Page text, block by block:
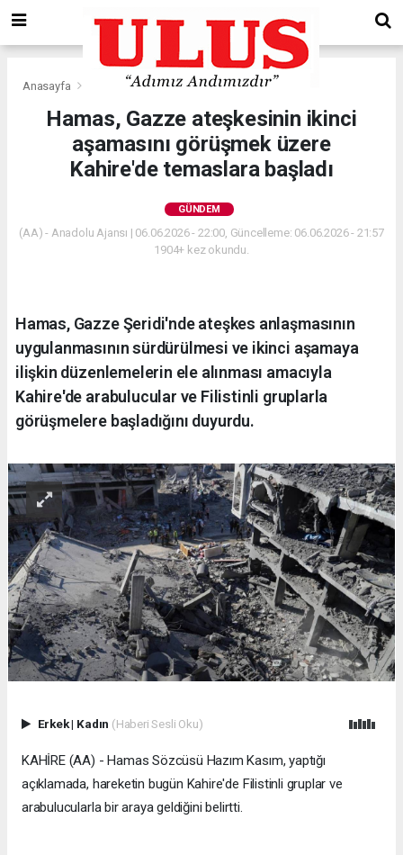
Anasayfa Gündem
Hamas, Gazze ateşkesinin ikinci
aşamasını görüşmek üzere
Kahire'de temaslara başladı
GÜNDEM
(AA) - Anadolu Ajansı | 06.06.2026 - 22:00, Güncelleme: 06.06.2026 - 21:57
1904+ kez okundu.
Hamas, Gazze Şeridi'nde ateşkes anlaşmasının
uygulanmasının sürdürülmesi ve ikinci aşamaya
ilişkin düzenlemelerin ele alınması amacıyla
Kahire'de arabulucular ve Filistinli gruplarla
görüşmelere başladığını duyurdu.
Erkek| Kadın (Haberi Sesli Oku)
KAHİRE (AA) - Hamas Sözcüsü Hazım Kasım, yaptığı
açıklamada, hareketin bugün Kahire'de Filistinli gruplar ve
arabulucularla bir araya geldiğini belirtti.